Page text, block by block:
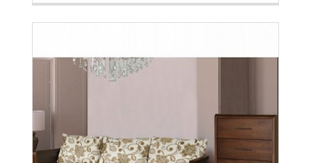
выбору цветовых решений, данная модель
великолепно впишется в любой интерьер, не
характеристиками Вашего монитора, цвет или
оттенок изделия на фотографии может